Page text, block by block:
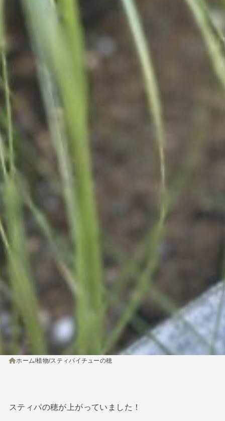
ホーム 植物 スティパイチューの穂
スティパの穂が上がっていました！